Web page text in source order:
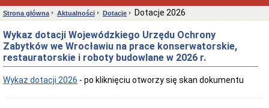
adresowe
Podstawy
prawne
działalności
Osoby
i
Przedmiot
Strona główna Aktualności Dotacje Dotacje 2026
Wykaz dotacji Wojewódzkiego Urzędu Ochrony
Zabytków we Wrocławiu na prace konserwatorskie,
restauratorskie i roboty budowlane w 2026 r.
Wykaz dotacji 2026 - po kliknięciu otworzy się skan dokumentu